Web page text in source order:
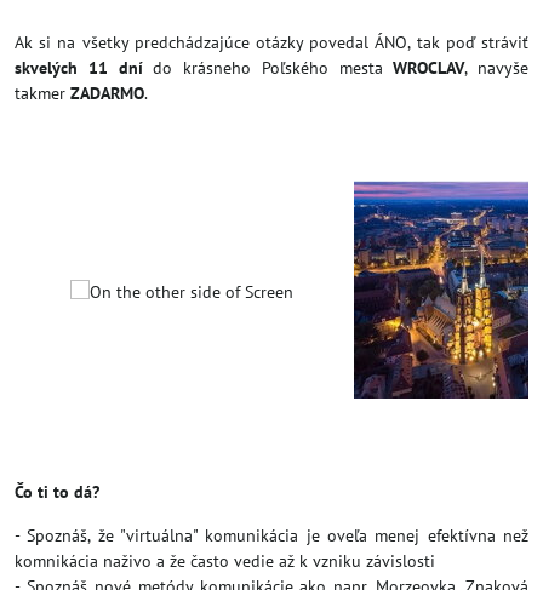
Ak si na všetky predchádzajúce otázky povedal ÁNO, tak poď stráviť
skvelých 11 dnído krásneho Poľského mestaWROCLAV, navyše
takmer ZADARMO.
Čo ti to dá?
- Spoznáš, že "virtuálna" komunikácia je oveľa menej efektívna než
komnikácia naživo a že často vedie až k vzniku závislosti